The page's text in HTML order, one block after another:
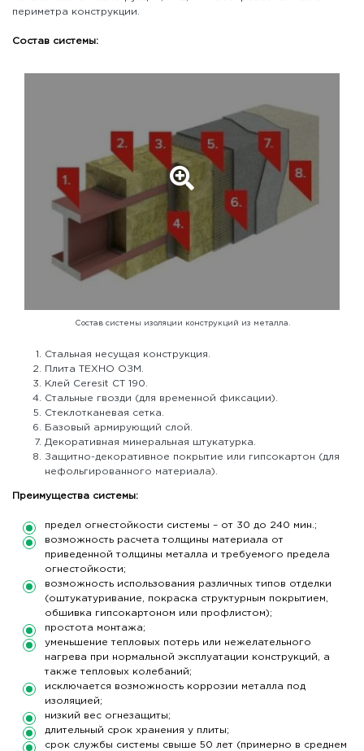
периметра конструкции.
Состав системы:
Состав системы изоляции конструкций из металла.
Стальная несущая конструкция.
Плита ТЕХНО ОЗМ.
Клей Ceresit CT 190.
Стальные гвозди (для временной фиксации).
Стеклотканевая сетка.
Базовый армирующий слой.
Декоративная минеральная штукатурка.
Защитно-декоративное покрытие или гипсокартон (для
нефольгированного материала).
Преимущества системы:
предел огнестойкости системы – от 30 до 240 мин.;
возможность расчета толщины материала от
приведенной толщины металла и требуемого предела
огнестойкости;
возможность использования различных типов отделки
(оштукатуривание, покраска структурным покрытием,
обшивка гипсокартоном или профлистом);
простота монтажа;
уменьшение тепловых потерь или нежелательного
нагрева при нормальной эксплуатации конструкций, а
также тепловых колебаний;
исключается возможность коррозии металла под
изоляцией;
низкий вес огнезащиты;
длительный срок хранения у плиты;
срок службы системы свыше 50 лет (примерно в среднем